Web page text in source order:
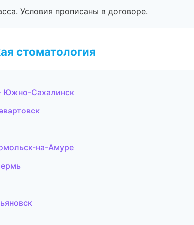
Условия прописаны в договоре.
стоматология
Южно-Сахалинск
на-Амуре